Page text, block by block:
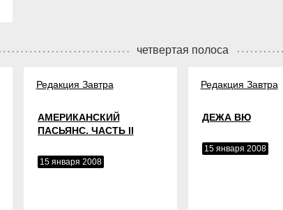
четвертая полоса
Редакция Завтра
АМЕРИКАНСКИЙ
ПАСЬЯНС. ЧАСТЬ II
15 января 2008
Редакция Завтра
ДЕЖА ВЮ
15 января 2008